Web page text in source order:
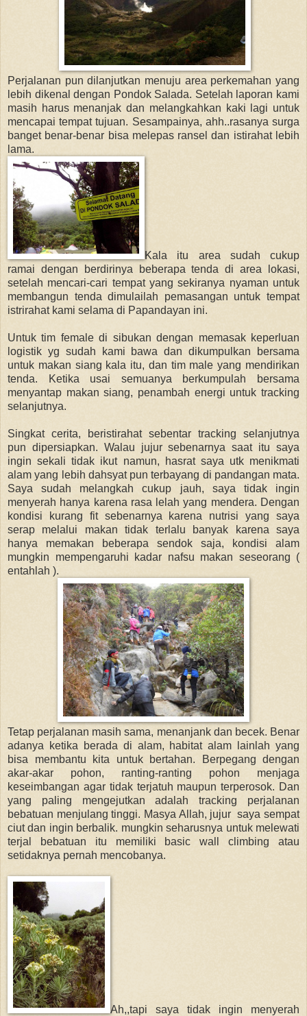
Perjalanan pun dilanjutkan menuju area perkemahan yang
lebih dikenal dengan Pondok Salada. Setelah laporan kami
masih harus menanjak dan melangkahkan kaki lagi untuk
mencapai tempat tujuan. Sesampainya, ahh..rasanya surga
banget benar-benar bisa melepas ransel dan istirahat lebih
lama.
Kala itu area sudah cukup
ramai dengan berdirinya beberapa tenda di area lokasi,
setelah mencari-cari tempat yang sekiranya nyaman untuk
membangun tenda dimulailah pemasangan untuk tempat
istrirahat kami selama di Papandayan ini.
Untuk tim female di sibukan dengan memasak keperluan
logistik yg sudah kami bawa dan dikumpulkan bersama
untuk makan siang kala itu, dan tim male yang mendirikan
tenda. Ketika usai semuanya berkumpulah bersama
menyantap makan siang, penambah energi untuk tracking
selanjutnya.
Singkat cerita, beristirahat sebentar tracking selanjutnya
pun dipersiapkan. Walau jujur sebenarnya saat itu saya
ingin sekali tidak ikut namun, hasrat saya utk menikmati
alam yang lebih dahsyat pun terbayang di pandangan mata.
Saya sudah melangkah cukup jauh, saya tidak ingin
menyerah hanya karena rasa lelah yang mendera. Dengan
kondisi kurang fit sebenarnya karena nutrisi yang saya
serap melalui makan tidak terlalu banyak karena saya
hanya memakan beberapa sendok saja, kondisi alam
mungkin mempengaruhi kadar nafsu makan seseorang (
entahlah ).
Tetap perjalanan masih sama, menanjank dan becek. Benar
adanya ketika berada di alam, habitat alam lainlah yang
bisa membantu kita untuk bertahan. Berpegang dengan
akar-akar pohon, ranting-ranting pohon menjaga
keseimbangan agar tidak terjatuh maupun terperosok. Dan
yang paling mengejutkan adalah tracking perjalanan
bebatuan menjulang tinggi. Masya Allah, jujur saya sempat
ciut dan ingin berbalik. mungkin seharusnya untuk melewati
terjal bebatuan itu memiliki basic wall climbing atau
setidaknya pernah mencobanya.
Ah,,tapi saya tidak ingin menyerah